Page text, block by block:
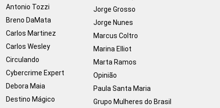
Antonio Tozzi
Breno DaMata
Carlos Martinez
Carlos Wesley
Circulando
Cybercrime Expert
Debora Maia
Destino Mágico
Jorge Grosso
Jorge Nunes
Marcus Coltro
Marina Elliot
Marta Ramos
Opinião
Paula Santa Maria
Grupo Mulheres do Brasil